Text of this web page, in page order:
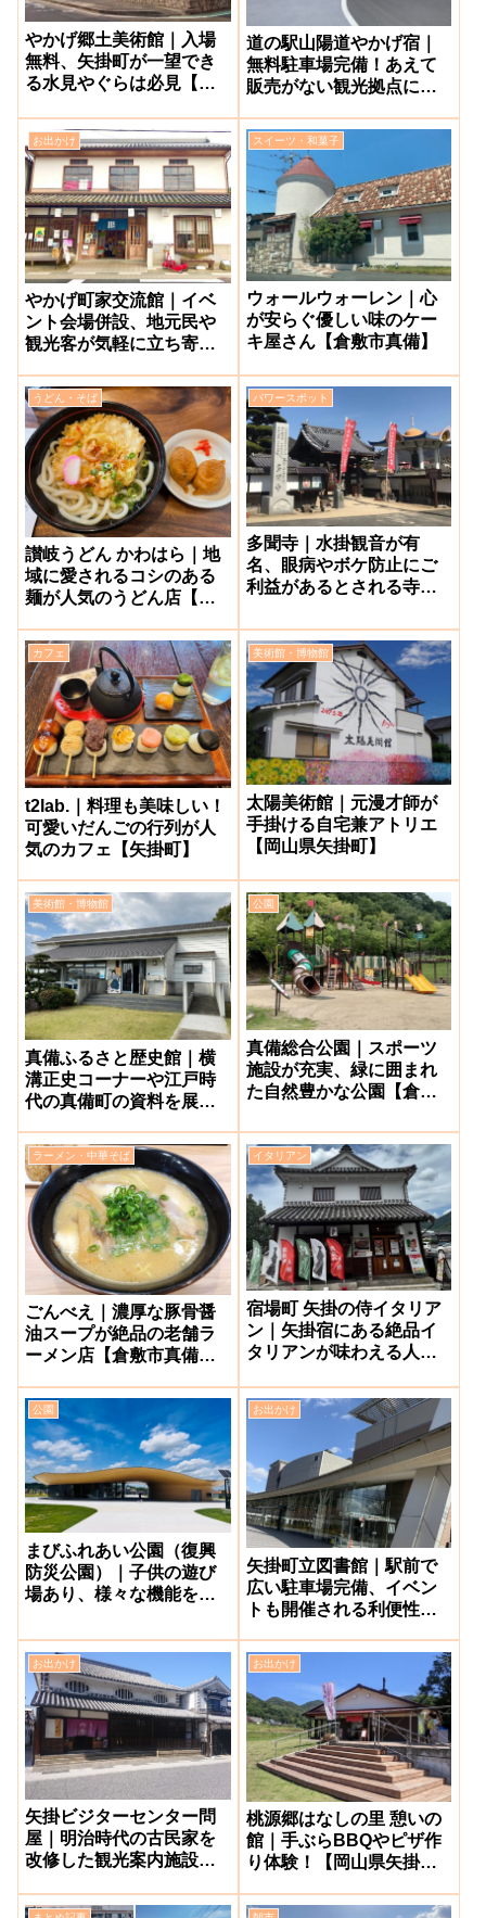
やかげ郷土美術館｜入場
無料、矢掛町が一望でき
る水見やぐらは必見【岡
道の駅山陽道やかげ宿｜
無料駐車場完備！あえて
販売がない観光拠点に特
町】
お出かけ
やかげ町家交流館｜イベ
ント会場併設、地元民や
観光客が気軽に立ち寄れ
町】
スイーツ・和菓子
ウォールウォーレン｜心
が安らぐ優しい味のケー
キ屋さん【倉敷市真備】
うどん・そば
讃岐うどん かわはら｜地
域に愛されるコシのある
麺が人気のうどん店【倉
パワースポット
多聞寺｜水掛観音が有
名、眼病やボケ防止にご
利益があるとされる寺院
カフェ
t2lab.｜料理も美味しい！
可愛いだんごの行列が人
気のカフェ【矢掛町】
美術館・博物館
太陽美術館｜元漫才師が
手掛ける自宅兼アトリエ
【岡山県矢掛町】
美術館・博物館
真備ふるさと歴史館｜横
溝正史コーナーや江戸時
代の真備町の資料を展示
公園
真備総合公園｜スポーツ
施設が充実、緑に囲まれ
た自然豊かな公園【倉敷
ラーメン・中華そば
ごんべえ｜濃厚な豚骨醤
油スープが絶品の老舗ラ
ーメン店【倉敷市真備
イタリアン
宿場町 矢掛の侍イタリア
ン｜矢掛宿にある絶品イ
タリアンが味わえる人気
掛町】
公園
まびふれあい公園（復興
防災公園）｜子供の遊び
場あり、様々な機能を備
備町】
お出かけ
矢掛町立図書館｜駅前で
広い駐車場完備、イベン
トも開催される利便性高
ンター内】
お出かけ
矢掛ビジターセンター問
屋｜明治時代の古民家を
改修した観光案内施設
お出かけ
桃源郷はなしの里 憩いの
館｜手ぶらBBQやピザ作
り体験！【岡山県矢掛